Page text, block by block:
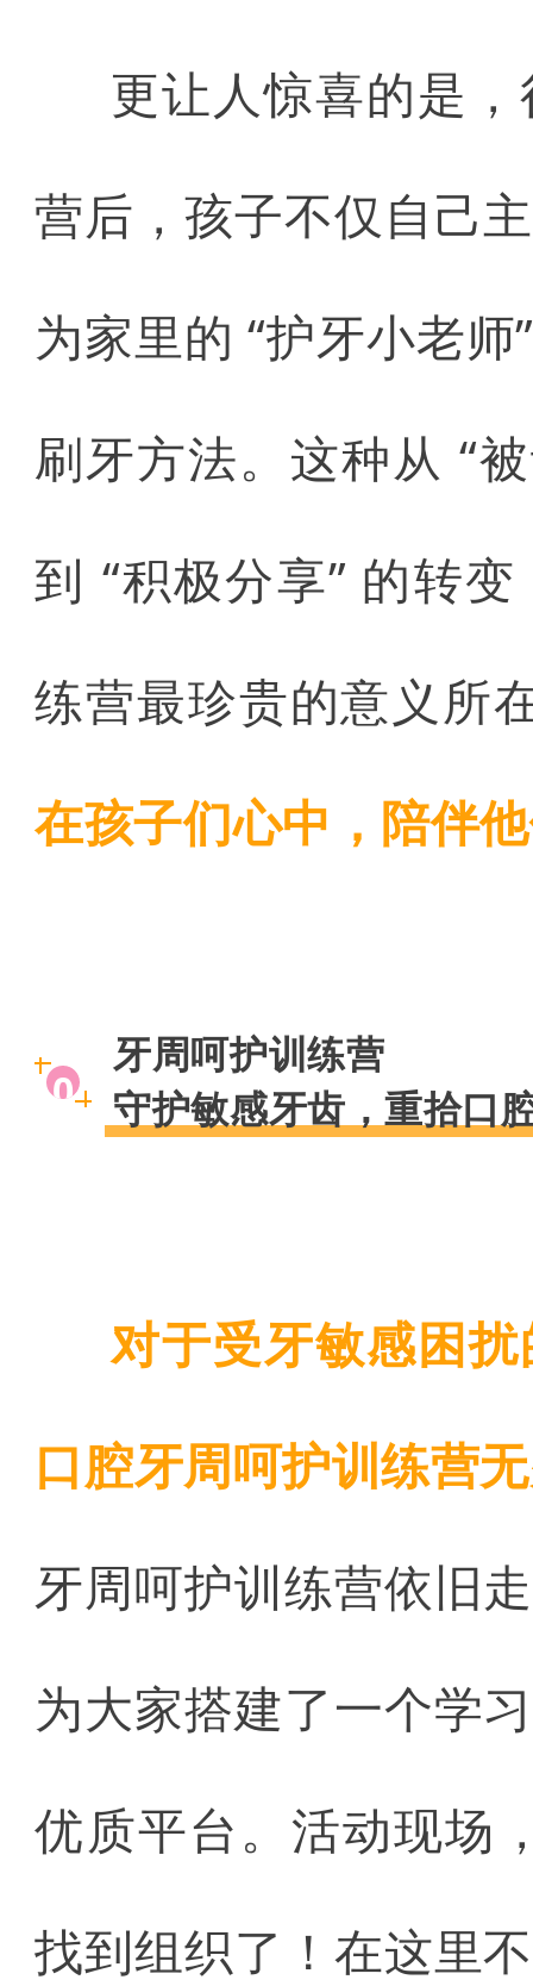
更让人惊喜的是
营后，孩子不仅自己
为家里的 “护牙小老
刷牙方法。这种从 “
到 “积极分享” 的转
练营最珍贵的意义
在孩子们心中，陪伴
0
牙周呵护训练营
守护敏感牙齿，重拾口
对于受牙敏感困
口腔牙周呵护训练营
牙周呵护训练营依旧
为大家搭建了一个学
优质平台。活动现场
找到组织了！在这里